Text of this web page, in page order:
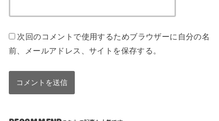
次回のコメントで使用するためブラウザーに自分の名
前、メールアドレス、サイトを保存する。